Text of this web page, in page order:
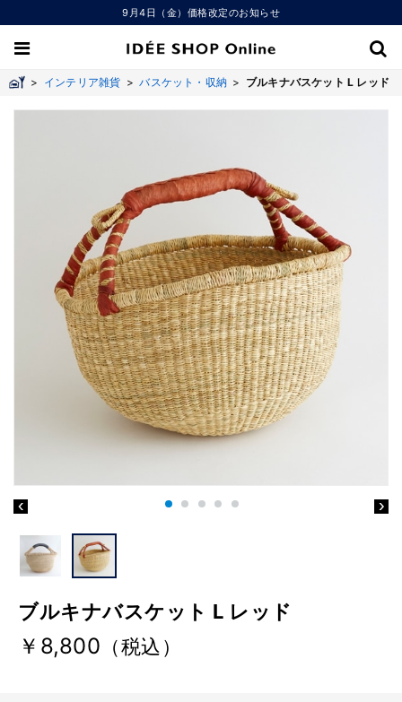
9月4日（金）価格改定のお知らせ
> インテリア雑貨 >バスケット・収納 > ブルキナバスケット L レッド
ブルキナバスケット L レッド
￥8,800 （税込）